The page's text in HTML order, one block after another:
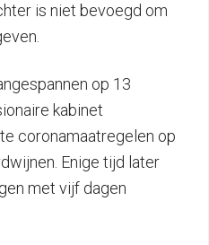
is niet bevoegd om
op 13
kabinet
coronamaatregelen op
Enige tijd later
met vijf dagen